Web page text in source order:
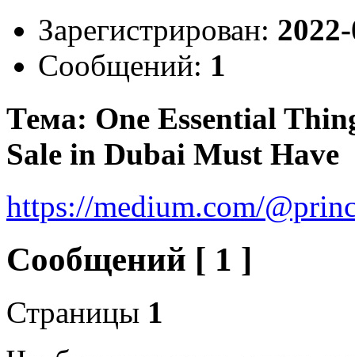
Зарегистрирован:
Сообщений: 1
Тема: One Essential
Sale in Dubai Must Have
https://medium.com/
Сообщений [ 1 ]
Страницы 1